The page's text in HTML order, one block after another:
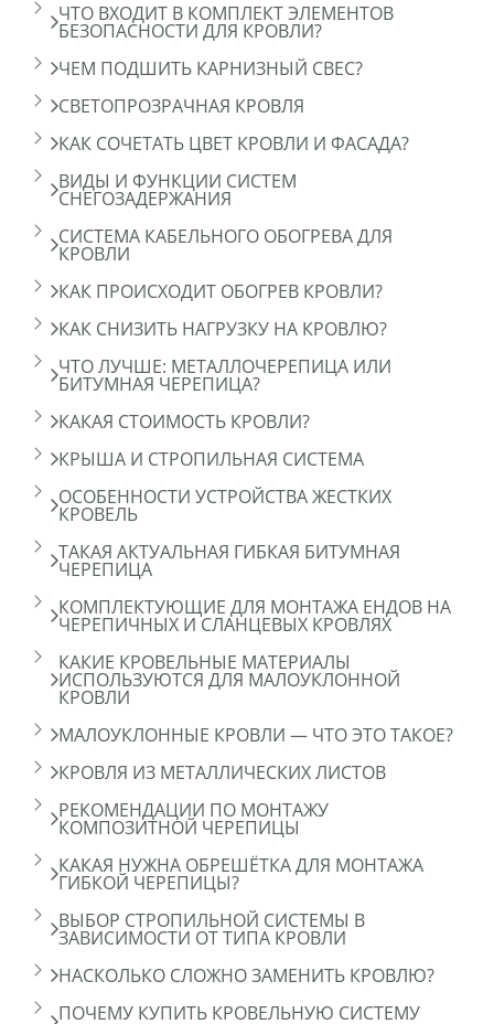
ЧТО ВХОДИТ В КОМПЛЕКТ ЭЛЕМЕНТОВ
БЕЗОПАСНОСТИ ДЛЯ КРОВЛИ?
ЧЕМ ПОДШИТЬ КАРНИЗНЫЙ СВЕС?
СВЕТОПРОЗРАЧНАЯ КРОВЛЯ
КАК СОЧЕТАТЬ ЦВЕТ КРОВЛИ И ФАСАДА?
ВИДЫ И ФУНКЦИИ СИСТЕМ
СНЕГОЗАДЕРЖАНИЯ
СИСТЕМА КАБЕЛЬНОГО ОБОГРЕВА ДЛЯ
КРОВЛИ
КАК ПРОИСХОДИТ ОБОГРЕВ КРОВЛИ?
КАК СНИЗИТЬ НАГРУЗКУ НА КРОВЛЮ?
ЧТО ЛУЧШЕ: МЕТАЛЛОЧЕРЕПИЦА ИЛИ
БИТУМНАЯ ЧЕРЕПИЦА?
КАКАЯ СТОИМОСТЬ КРОВЛИ?
КРЫША И СТРОПИЛЬНАЯ СИСТЕМА
ОСОБЕННОСТИ УСТРОЙСТВА ЖЕСТКИХ
КРОВЕЛЬ
ТАКАЯ АКТУАЛЬНАЯ ГИБКАЯ БИТУМНАЯ
ЧЕРЕПИЦА
КОМПЛЕКТУЮЩИЕ ДЛЯ МОНТАЖА ЕНДОВ НА
ЧЕРЕПИЧНЫХ И СЛАНЦЕВЫХ КРОВЛЯХ
КАКИЕ КРОВЕЛЬНЫЕ МАТЕРИАЛЫ
ИСПОЛЬЗУЮТСЯ ДЛЯ МАЛОУКЛОННОЙ
КРОВЛИ
МАЛОУКЛОННЫЕ КРОВЛИ — ЧТО ЭТО ТАКОЕ?
КРОВЛЯ ИЗ МЕТАЛЛИЧЕСКИХ ЛИСТОВ
РЕКОМЕНДАЦИИ ПО МОНТАЖУ
КОМПОЗИТНОЙ ЧЕРЕПИЦЫ
КАКАЯ НУЖНА ОБРЕШЁТКА ДЛЯ МОНТАЖА
ГИБКОЙ ЧЕРЕПИЦЫ?
ВЫБОР СТРОПИЛЬНОЙ СИСТЕМЫ В
ЗАВИСИМОСТИ ОТ ТИПА КРОВЛИ
НАСКОЛЬКО СЛОЖНО ЗАМЕНИТЬ КРОВЛЮ?
ПОЧЕМУ КУПИТЬ КРОВЕЛЬНУЮ СИСТЕМУ